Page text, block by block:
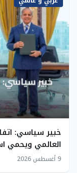
خبير سياسي:
العالمي ويحمي
9 أغسطس 2026